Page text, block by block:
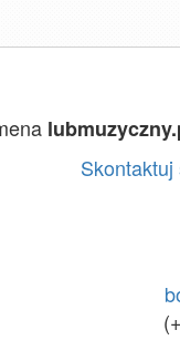
Skontaktuj